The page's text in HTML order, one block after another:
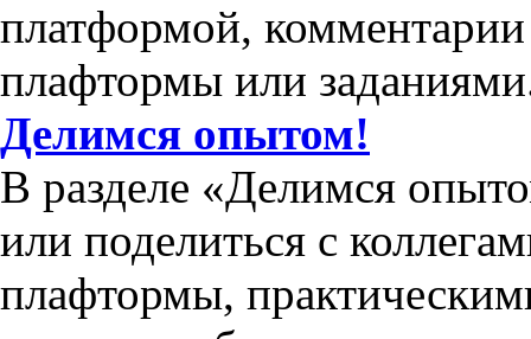
платформой,
плафтормы или
Делимся опытом!
В разделе «Делимся
или поделиться с
плафтормы,